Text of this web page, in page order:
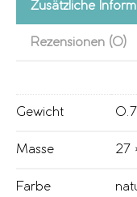
Zusätzliche
Rezensionen (0)
Gewicht
Masse 27
Farbe